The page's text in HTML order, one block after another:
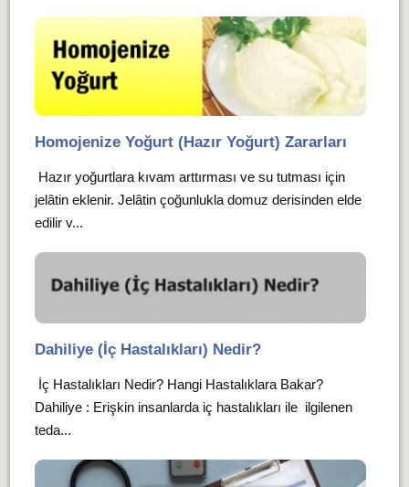
Homojenize Yoğurt (Hazır Yoğurt) Zararları
Hazır yoğurtlara kıvam arttırması ve su tutması için
jelâtin eklenir. Jelâtin çoğunlukla domuz derisinden elde
edilir v...
Dahiliye (İç Hastalıkları) Nedir?
İç Hastalıkları Nedir? Hangi Hastalıklara Bakar?
Dahiliye : Erişkin insanlarda iç hastalıkları ile ilgilenen
teda...